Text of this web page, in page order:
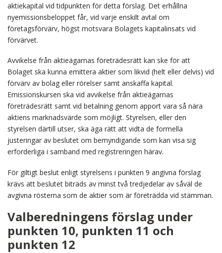
aktiekapital vid tidpunkten för detta förslag. Det erhållna
nyemissionsbeloppet får, vid varje enskilt avtal om
företagsförvärv, högst motsvara Bolagets kapitalinsats vid
förvärvet.
Avvikelse från aktieägarnas företrädesrätt kan ske för att
Bolaget ska kunna emittera aktier som likvid (helt eller delvis) vid
förvärv av bolag eller rörelser samt anskaffa kapital.
Emissionskursen ska vid avvikelse från aktieägarnas
företrädesrätt samt vid betalning genom apport vara så nära
aktiens marknadsvärde som möjligt. Styrelsen, eller den
styrelsen därtill utser, ska äga rätt att vidta de formella
justeringar av beslutet om bemyndigande som kan visa sig
erforderliga i samband med registreringen härav.
För giltigt beslut enligt styrelsens i punkten 9 angivna förslag
krävs att beslutet biträds av minst två tredjedelar av såväl de
avgivna rösterna som de aktier som är företrädda vid stämman.
Valberedningens förslag under
punkten 10, punkten 11 och
punkten 12